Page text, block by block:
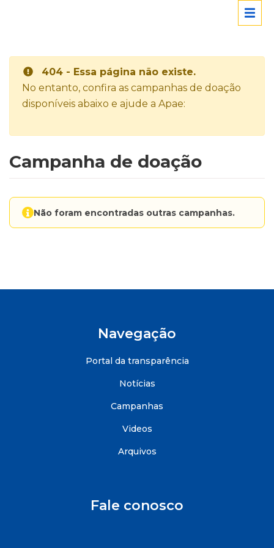
404 - Essa página não existe.
No entanto, confira as campanhas de doação
disponíveis abaixo e ajude a Apae:
Campanha de doação
Não foram encontradas outras campanhas.
Navegação
Portal da transparência
Notícias
Campanhas
Videos
Arquivos
Fale conosco